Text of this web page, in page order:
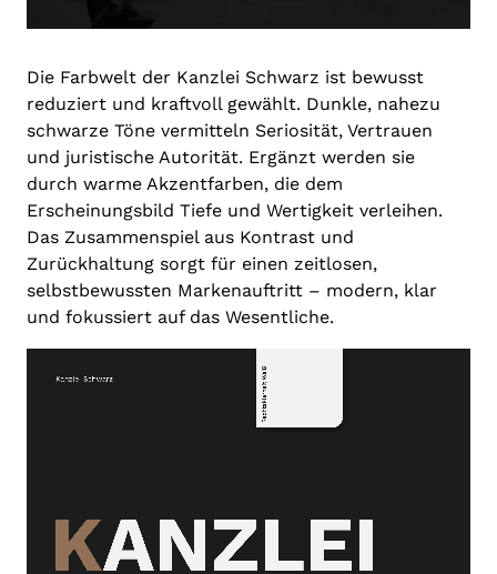
Die Farbwelt der Kanzlei Schwarz ist bewusst
reduziert und kraftvoll gewählt. Dunkle, nahezu
schwarze Töne vermitteln Seriosität, Vertrauen
und juristische Autorität. Ergänzt werden sie
durch warme Akzentfarben, die dem
Erscheinungsbild Tiefe und Wertigkeit verleihen.
Das Zusammenspiel aus Kontrast und
Zurückhaltung sorgt für einen zeitlosen,
selbstbewussten Markenauftritt – modern, klar
und fokussiert auf das Wesentliche.